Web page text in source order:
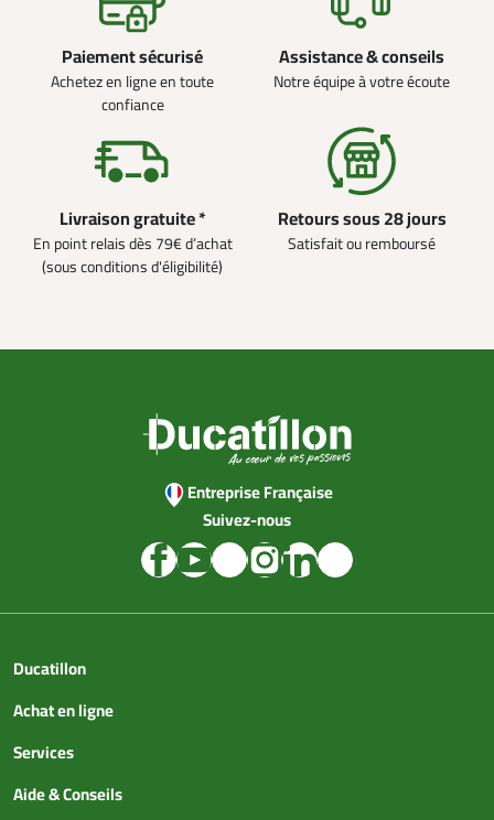
Paiement sécurisé
Achetez en ligne en toute
confiance
Assistance & conseils
Notre équipe à votre écoute
Livraison gratuite *
En point relais dès 79€ d’achat
(sous conditions d'éligibilité)
Retours sous 28 jours
Satisfait ou remboursé
Entreprise Française
Suivez-nous
Ducatillon
Achat en ligne
Services
Aide & Conseils